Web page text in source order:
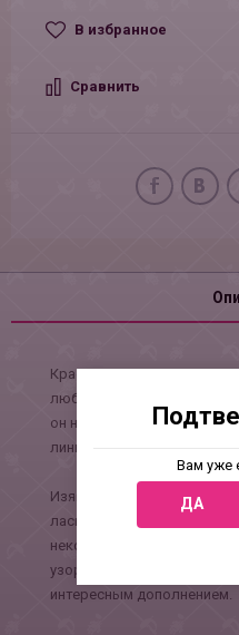
В избранное
Сравнить
Красивый кружевной
любой девушке. Скрывая
он нежно обрамляет грудь
линию бёдер.
Изящный вырез на спине
ласк, но и позволяет
некоторых видов
узор из пересечённых лент
интересным дополнением.
Вам уже
ДА